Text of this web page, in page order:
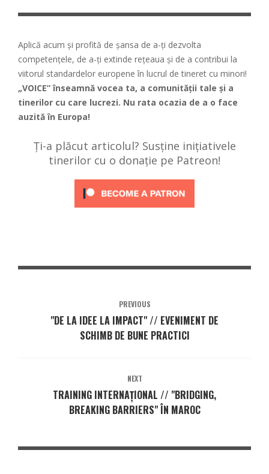
Aplică acum și profită de șansa de a-ți dezvolta
competențele, de a-ți extinde rețeaua și de a contribui la
viitorul standardelor europene în lucrul de tineret cu minori!
„VOICE” înseamnă vocea ta, a comunității tale și a
tinerilor cu care lucrezi. Nu rata ocazia de a o face
auzită în Europa!
Ți-a plăcut articolul? Susține inițiativele
tinerilor cu o donație pe Patreon!
PREVIOUS
"DE LA IDEE LA IMPACT" // EVENIMENT DE
SCHIMB DE BUNE PRACTICI
NEXT
TRAINING INTERNAȚIONAL // "BRIDGING,
BREAKING BARRIERS" ÎN MAROC